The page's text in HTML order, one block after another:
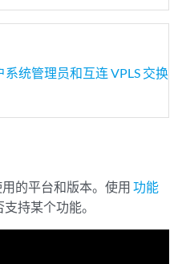
统管理员和互连 VPLS 交换
的平台和版本。使用 功能
持某个功能。